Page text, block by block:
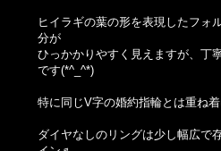
ヒイラギの葉の形を表現したフォ
分が
ひっかかりやすく見えますが、丁
です(*^_^*)
特に同じV字の婚約指輪とは重ね
ダイヤなしのリングは少し幅広で